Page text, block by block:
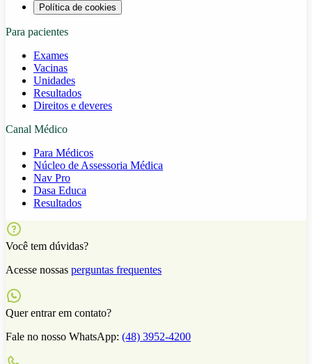
Política de cookies
Para pacientes
Exames
Vacinas
Unidades
Resultados
Direitos e deveres
Canal Médico
Para Médicos
Núcleo de Assessoria Médica
Nav Pro
Dasa Educa
Resultados
Você tem dúvidas?
Acesse nossas perguntas frequentes
Quer entrar em contato?
Fale no nosso WhatsApp: (48) 3952-4200